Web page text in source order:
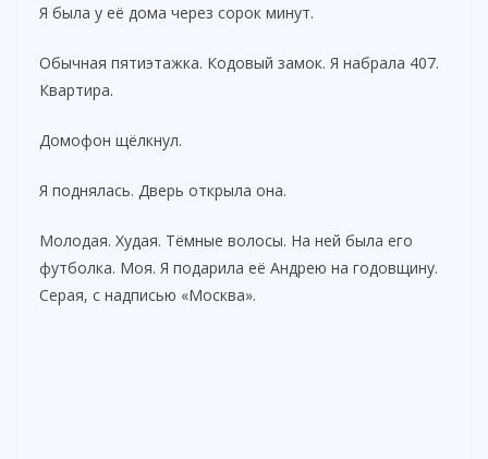
Я была у её дома через сорок минут.
Обычная пятиэтажка. Кодовый замок. Я набрала 407.
Квартира.
Домофон щёлкнул.
Я поднялась. Дверь открыла она.
Молодая. Худая. Тёмные волосы. На ней была его
футболка. Моя. Я подарила её Андрею на годовщину.
Серая, с надписью «Москва».